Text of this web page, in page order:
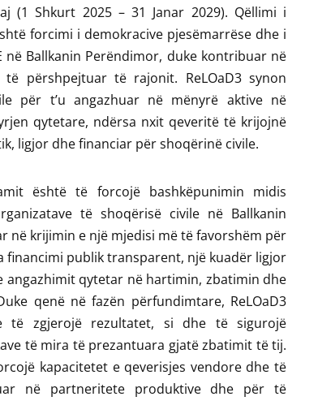
(1 Shkurt 2025 – 31 Janar 2029). Qëllimi i
forcimi i demokracive pjesëmarrëse dhe i
Ballkanin Perëndimor, duke kontribuar në
përshpejtuar të rajonit. ReLOaD3 synon
për t’u angazhuar në mënyrë aktive në
qytetare, ndërsa nxit qeveritë të krijojnë
ligjor dhe financiar për shoqërinë civile.
është të forcojë bashkëpunimin midis
të shoqërisë civile në Ballkanin
në krijimin e një mjedisi më të favorshëm për
financimi publik transparent, një kuadër ligjor
angazhimit qytetar në hartimin, zbatimin dhe
qenë në fazën përfundimtare, ReLOaD3
të zgjerojë rezultatet, si dhe të sigurojë
të mira të prezantuara gjatë zbatimit të tij.
kapacitetet e qeverisjes vendore dhe të
në partneritete produktive dhe për të